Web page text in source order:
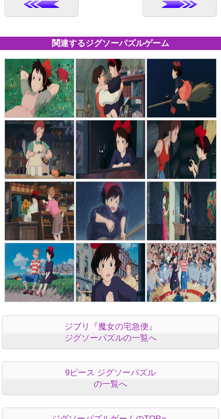
関連するジグソーパズルゲーム
ジブリ『魔女の宅急便』
ジグソーパズルの一覧へ
9ピース ジグソーパズル
の一覧へ